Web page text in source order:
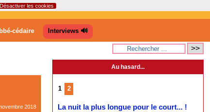
Désactiver les cookies
cédaire Interviews 🔊
2018
Au hasard...
1 2
La nuit la plus longue pour le court... !